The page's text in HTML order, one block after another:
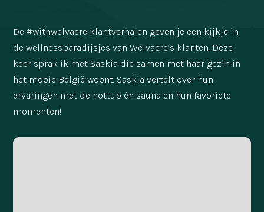
De #withwelvaere klantverhalen geven je een kijkje in
de wellnessparadijsjes van Welvaere’s klanten. Deze
keer sprak ik met Saskia die samen met haar gezin in
het mooie België woont. Saskia vertelt over hun
ervaringen met de hottub én sauna en hun favoriete
momenten!